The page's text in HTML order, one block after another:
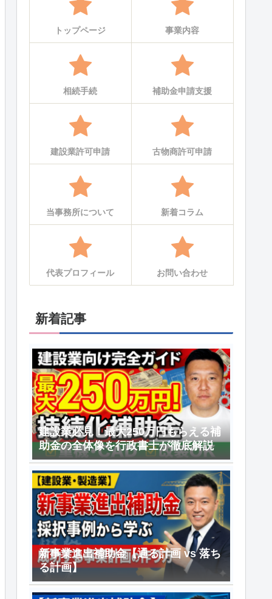
トップページ 事業内容
相続手続 補助金申請支援
建設業許可申請 古物商許可申請
当事務所について 新着コラム
代表プロフィール お問い合わせ
新着記事
建設業必見！最大250万円もらえる補
助金の全体像を行政書士が徹底解説
新事業進出補助金【通る計画 vs 落ち
る計画】